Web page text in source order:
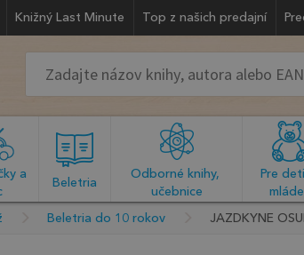
Knižný Last Minute Top z našich predajní
a
Beletria
Odborné knihy,
učebnice
Pre
Beletria do 10 rokov JAZDKYNE